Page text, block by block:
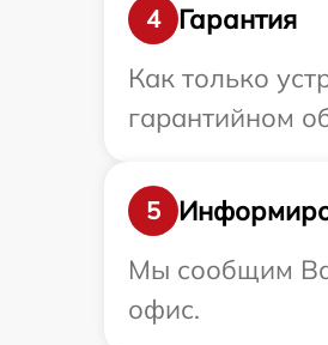
4
Гарантия
Как только
гарантийном
5
Мы сообщим
офис.